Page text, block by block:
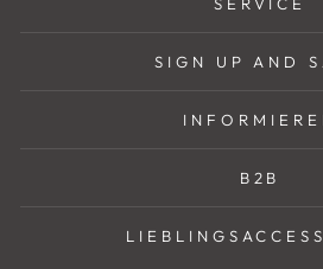
SIGN UP AND
B2B